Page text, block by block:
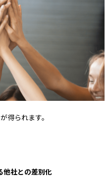
得られます。
他社との差別化